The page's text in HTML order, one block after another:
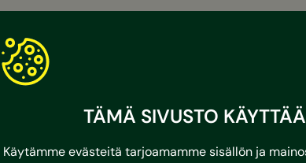
TÄMÄ SIVUSTO
Käytämme evästeitä tarjoamamme sisällön ja